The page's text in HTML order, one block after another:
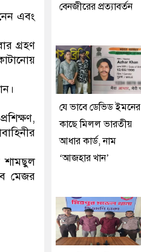
এবং
গ্রহণ
শামছুল
মেজর
বেনজীরের প্রত্যাবর্তন
যে ভাবে ডেভিড ইমনের
কাছে মিলল ভারতীয়
আধার কার্ড, নাম
‘আজহার খান’